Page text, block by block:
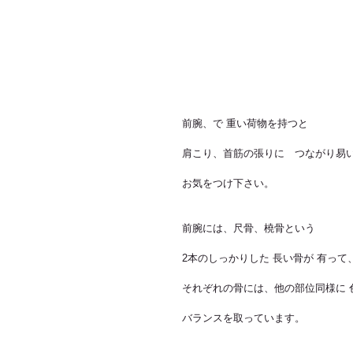
前腕、で 重い荷物を持つと
肩こり、首筋の張りに　つながり易
お気をつけ下さい。
前腕には、尺骨、橈骨という
2本のしっかりした 長い骨が 有って、
それぞれの骨には、他の部位同様に
バランスを取っています。